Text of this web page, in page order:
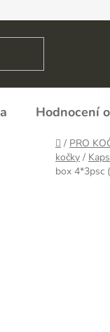
OD SMLOUVY
Hodnocení
Domů
/ PRO
kočky /
box 4*3psc